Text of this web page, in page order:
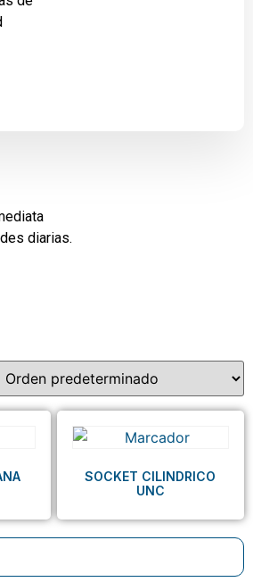
diarias.
SOCKET CILINDRICO
UNC